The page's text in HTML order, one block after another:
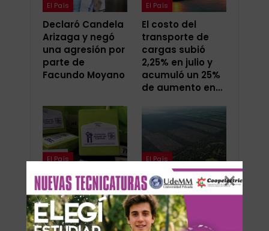
El País
Declaró Candela
Arizaga y negó
una agresión por
parte de
Facundo Moyano
El País
El costo del
transporte de
cargas subió
2,25% en julio y
acumuló un 25%
de aumento en…
El País
Cáritas
Argentina
recaudó más de
$4.600 millones
en su Colecta
El País
Ley de Tierras: La
Pastoral Social
de la Patagonia
pidió frenar su
aprobación